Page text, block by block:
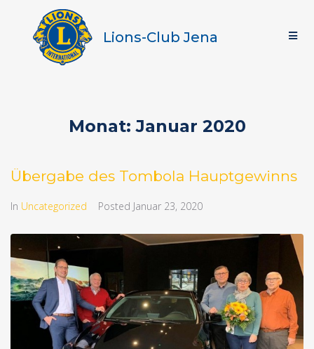
Lions-Club Jena
Monat:Januar 2020
Übergabe des Tombola Hauptgewinns
In Uncategorized Posted Januar 23, 2020